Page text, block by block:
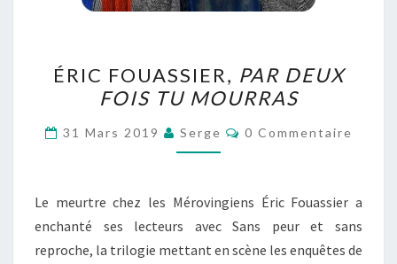
FOUASSIER,
PAR
DEUX
FOIS
MOURRAS
ÉRIC FOUASSIER, PAR DEUX
FOIS TU MOURRAS
31 Mars 2019 Serge Commentaires
0 Commentaire
Le meurtre chez les Mérovingiens Éric Fouassier a
enchanté ses lecteurs avec Sans peur et sans
reproche, la trilogie mettant en scène les enquêtes de